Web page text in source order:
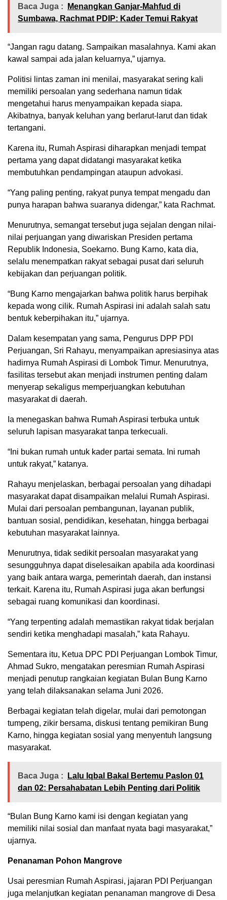
Baca Juga :
Menangkan Ganjar-Mahfud di
Sumbawa, Rachmat PDIP: Kader Temui Rakyat
“Jangan ragu datang. Sampaikan masalahnya. Kami akan
kawal sampai ada jalan keluarnya,” ujarnya.
Politisi lintas zaman ini menilai, masyarakat sering kali
memiliki persoalan yang sederhana namun tidak
mengetahui harus menyampaikan kepada siapa.
Akibatnya, banyak keluhan yang berlarut-larut dan tidak
tertangani.
Karena itu, Rumah Aspirasi diharapkan menjadi tempat
pertama yang dapat didatangi masyarakat ketika
membutuhkan pendampingan ataupun advokasi.
“Yang paling penting, rakyat punya tempat mengadu dan
punya harapan bahwa suaranya didengar,” kata Rachmat.
Menurutnya, semangat tersebut juga sejalan dengan nilai-
nilai perjuangan yang diwariskan Presiden pertama
Republik Indonesia, Soekarno. Bung Karno, kata dia,
selalu menempatkan rakyat sebagai pusat dari seluruh
kebijakan dan perjuangan politik.
“Bung Karno mengajarkan bahwa politik harus berpihak
kepada wong cilik. Rumah Aspirasi ini adalah salah satu
bentuk keberpihakan itu,” ujarnya.
Dalam kesempatan yang sama, Pengurus DPP PDI
Perjuangan, Sri Rahayu, menyampaikan apresiasinya atas
hadirnya Rumah Aspirasi di Lombok Timur. Menurutnya,
fasilitas tersebut akan menjadi instrumen penting dalam
menyerap sekaligus memperjuangkan kebutuhan
masyarakat di daerah.
Ia menegaskan bahwa Rumah Aspirasi terbuka untuk
seluruh lapisan masyarakat tanpa terkecuali.
“Ini bukan rumah untuk kader partai semata. Ini rumah
untuk rakyat,” katanya.
Rahayu menjelaskan, berbagai persoalan yang dihadapi
masyarakat dapat disampaikan melalui Rumah Aspirasi.
Mulai dari persoalan pembangunan, layanan publik,
bantuan sosial, pendidikan, kesehatan, hingga berbagai
kebutuhan masyarakat lainnya.
Menurutnya, tidak sedikit persoalan masyarakat yang
sesungguhnya dapat diselesaikan apabila ada koordinasi
yang baik antara warga, pemerintah daerah, dan instansi
terkait. Karena itu, Rumah Aspirasi juga akan berfungsi
sebagai ruang komunikasi dan koordinasi.
“Yang terpenting adalah memastikan rakyat tidak berjalan
sendiri ketika menghadapi masalah,” kata Rahayu.
Sementara itu, Ketua DPC PDI Perjuangan Lombok Timur,
Ahmad Sukro, mengatakan peresmian Rumah Aspirasi
menjadi penutup rangkaian kegiatan Bulan Bung Karno
yang telah dilaksanakan selama Juni 2026.
Berbagai kegiatan telah digelar, mulai dari pemotongan
tumpeng, zikir bersama, diskusi tentang pemikiran Bung
Karno, hingga kegiatan sosial yang menyentuh langsung
masyarakat.
Baca Juga :
Lalu Iqbal Bakal Bertemu Paslon 01
dan 02: Persahabatan Lebih Penting dari Politik
“Bulan Bung Karno kami isi dengan kegiatan yang
memiliki nilai sosial dan manfaat nyata bagi masyarakat,”
ujarnya.
Penanaman Pohon Mangrove
Usai peresmian Rumah Aspirasi, jajaran PDI Perjuangan
juga melanjutkan kegiatan penanaman mangrove di Desa